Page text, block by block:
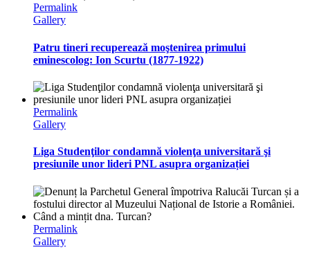
Permalink
Gallery
Patru tineri recuperează moştenirea primului
eminescolog: Ion Scurtu (1877-1922)
Permalink
Gallery
Liga Studenţilor condamnă violenţa universitară şi
presiunile unor lideri PNL asupra organizației
Permalink
Gallery